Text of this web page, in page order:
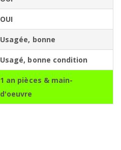
OUI
Usagée, bonne
Usagé, bonne condition
1 an pièces & main-
d'oeuvre